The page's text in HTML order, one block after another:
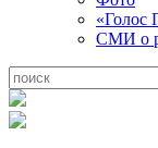
«Голос
СМИ о